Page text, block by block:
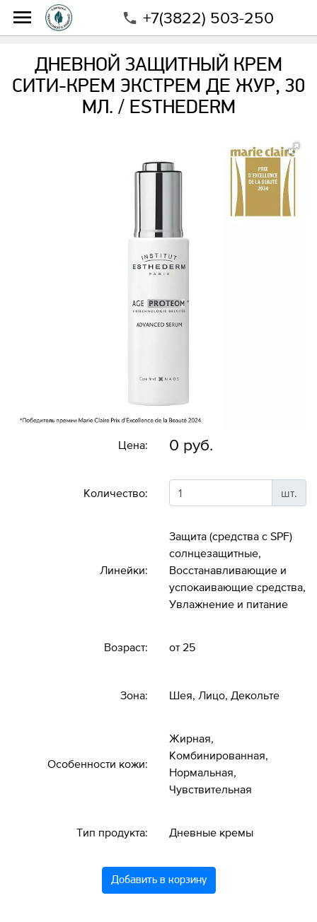
+7(3822) 503-250
Дневной защитный крем Сити-крем экстрем де жур,
30 мл. / ESTHEDERM
ДНЕВНОЙ ЗАЩИТНЫЙ КРЕМ
СИТИ-КРЕМ ЭКСТРЕМ ДЕ ЖУР, 30
МЛ. / ESTHEDERM
Цена: 0 руб.
Количество: шт.
Линейки:
Защита (средства с SPF)
солнцезащитные,
Восстанавливающие и
успокаивающие средства,
Увлажнение и питание
Возраст: от 25
Зона: Шея, Лицо, Декольте
Особенности кожи:
Жирная,
Комбинированная,
Нормальная,
Чувствительная
Тип продукта: Дневные кремы
Добавить в корзину